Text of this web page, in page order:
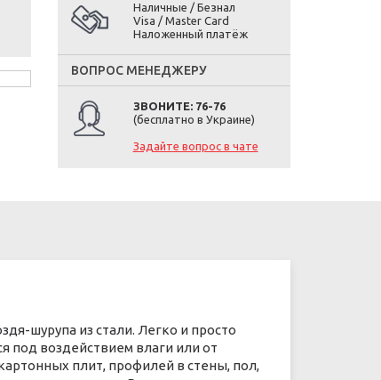
Наличные / Безнал
Visa / Master Card
Наложенный платёж
ВОПРОС МЕНЕДЖЕРУ
ЗВОНИТЕ: 76-76
(бесплатно в Украине)
Задайте вопрос в чате
шурупа из стали. Легко и просто
под воздействием влаги или от
плит, профилей в стены, пол,